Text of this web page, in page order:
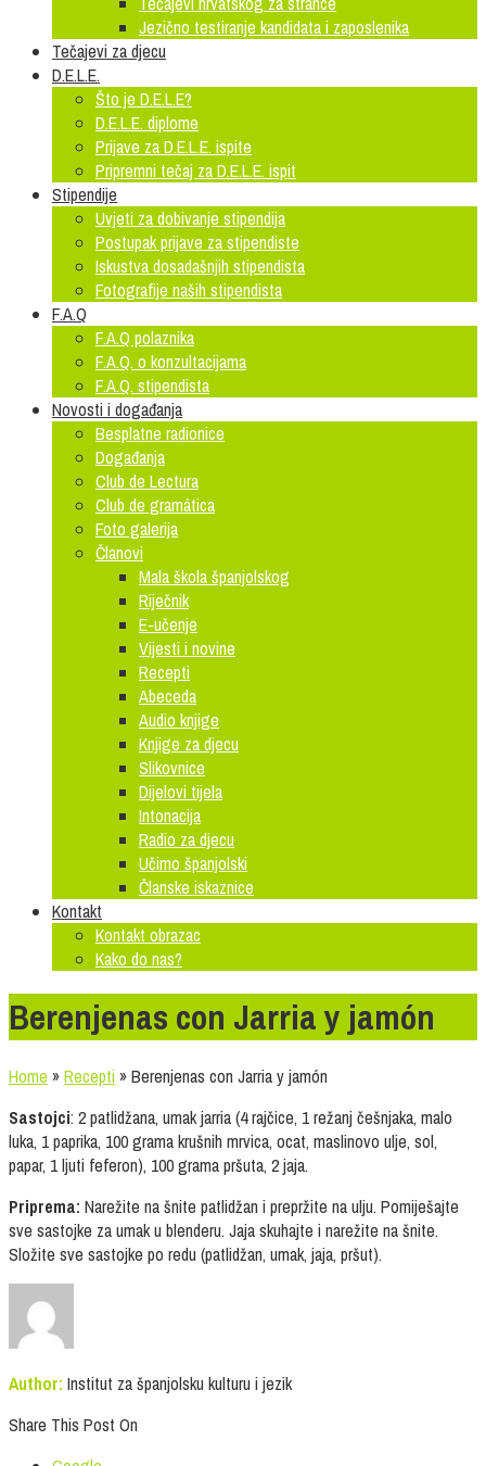
Jezično testiranje kandidata i zaposlenika
Tečajevi za djecu
D.E.L.E.
Što je D.E.L.E?
D.E.L.E. diplome
Prijave za D.E.L.E. ispite
Pripremni tečaj za D.E.L.E. ispit
Stipendije
Uvjeti za dobivanje stipendija
Postupak prijave za stipendiste
Iskustva dosadašnjih stipendista
Fotografije naših stipendista
F.A.Q
F.A.Q polaznika
F.A.Q. o konzultacijama
F.A.Q. stipendista
Novosti i događanja
Besplatne radionice
Događanja
Club de Lectura
Club de gramática
Foto galerija
Članovi
Mala škola španjolskog
Riječnik
E-učenje
Vijesti i novine
Recepti
Abeceda
Audio knjige
Knjige za djecu
Slikovnice
Dijelovi tijela
Intonacija
Radio za djecu
Učimo španjolski
Članske iskaznice
Kontakt
Kontakt obrazac
Kako do nas?
Berenjenas con Jarria y jamón
Home »Recepti »Berenjenas con Jarria y jamón
Sastojci: 2 patlidžana, umak jarria (4 rajčice, 1 režanj češnjaka, malo
luka, 1 paprika, 100 grama krušnih mrvica, ocat, maslinovo ulje, sol,
papar, 1 ljuti feferon), 100 grama pršuta, 2 jaja.
Priprema: Narežite na šnite patlidžan i prepržite na ulju. Pomiješajte
sve sastojke za umak u blenderu. Jaja skuhajte i narežite na šnite.
Složite sve sastojke po redu (patlidžan, umak, jaja, pršut).
Author: Institut za španjolsku kulturu i jezik
Share This Post On